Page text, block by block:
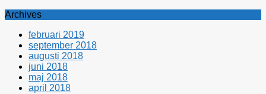
Archives
februari 2019
september 2018
augusti 2018
juni 2018
maj 2018
april 2018